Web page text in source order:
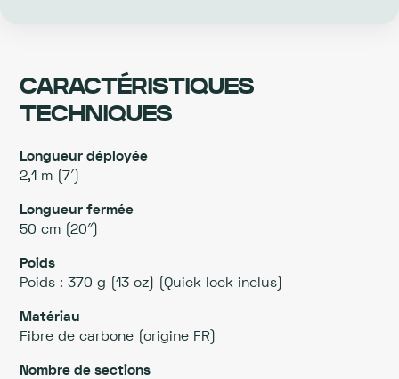
CARACTÉRISTIQUES
TECHNIQUES
Longueur déployée
2,1 m (7′)
Longueur fermée
50 cm (20″)
Poids
Poids : 370 g (13 oz) (Quick lock inclus)
Matériau
Fibre de carbone (origine FR)
Nombre de sections